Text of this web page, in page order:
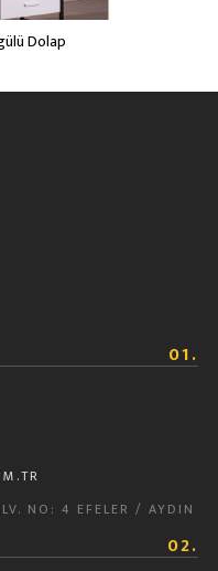
Dolap
01.
NO: 4 EFELER / AYDIN
02.